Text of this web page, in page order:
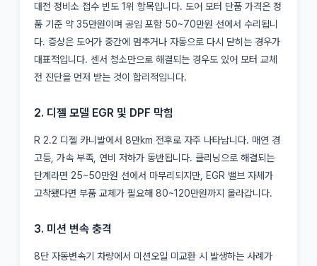
대전 정비소 접수 빈도 1위 항목입니다. 도어 모터 단품 가격은 정
품 기준 약 35만원이며 공임 포함 50~70만원 선에서 수리됩니
다. 증상은 도어가 중간에 멈추거나 자동으로 다시 닫히는 경우가
대표적입니다. 센서 청소만으로 해결되는 경우도 있어 모터 교체
전 진단을 먼저 받는 것이 합리적입니다.
2. 디젤 모델 EGR 및 DPF 막힘
R 2.2 디젤 카니발에서 8만km 전후로 자주 나타납니다. 매연 경
고등, 가속 부족, 연비 저하가 동반됩니다. 클리닝으로 해결되는
단계라면 25~50만원 선에서 마무리되지만, EGR 밸브 자체가
고착됐다면 부품 교체가 필요해 80~120만원까지 올라갑니다.
3. 미션 변속 충격
8단 자동변속기 차량에서 미션오일 미교환 시 발생하는 사례가